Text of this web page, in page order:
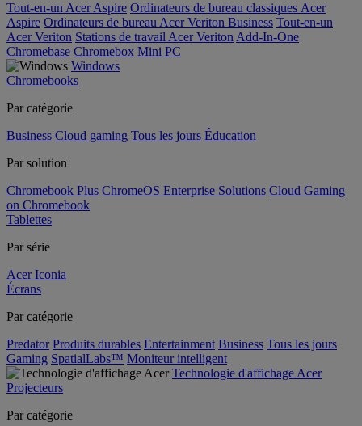
Tout-en-un Acer Aspire Ordinateurs de bureau classiques Acer
Aspire Ordinateurs de bureau Acer Veriton Business Tout-en-un
Acer Veriton Stations de travail Acer Veriton Add-In-One
Chromebase Chromebox Mini PC
Windows
Chromebooks
Par catégorie
Business Cloud gaming Tous les jours Éducation
Par solution
Chromebook Plus ChromeOS Enterprise Solutions Cloud Gaming
on Chromebook
Tablettes
Par série
Acer Iconia
Écrans
Par catégorie
Predator Produits durables Entertainment Business Tous les jours
Gaming SpatialLabs™ Moniteur intelligent
Technologie d'affichage Acer
Projecteurs
Par catégorie